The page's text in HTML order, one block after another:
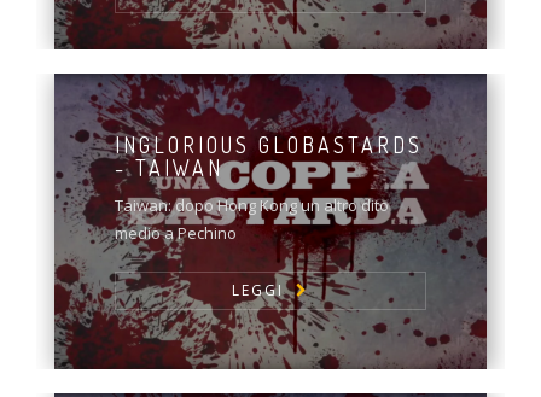
INGLORIOUS GLOBASTARDS
- TAIWAN
Taiwan: dopo Hong Kong un altro dito
medio a Pechino
LEGGI